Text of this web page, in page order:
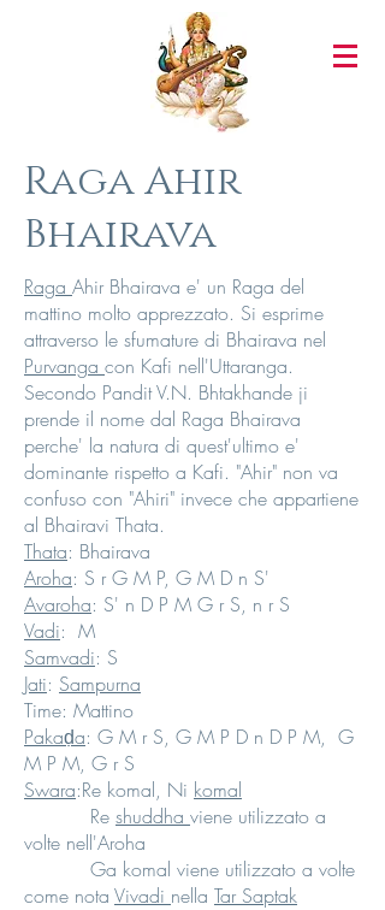
Raga Ahir
Bhairava
Raga Ahir Bhairava e' un Raga del
mattino molto apprezzato. Si esprime
attraverso le sfumature di Bhairava nel
Purvanga con Kafi nell'Uttaranga.
Secondo Pandit V.N. Bhtakhande ji
prende il nome dal Raga Bhairava
perche' la natura di quest'ultimo e'
dominante rispetto a Kafi. "Ahir" non va
confuso con "Ahiri" invece che appartiene
al Bhairavi Thata.
Thata: Bhairava
Aroha: S r G M P, G M D n S'
Avaroha: S' n D P M G r S, n r S
Vadi: M
Samvadi: S
Jati: Sampurna
Time: Mattino
Pakaḍa: G M r S, G M P D n D P M, G
M P M, G r S
Swara:Re komal, Ni komal
Re shuddha viene utilizzato a
volte nell'Aroha
Ga komal viene utilizzato a volte
come nota Vivadi nella Tar Saptak